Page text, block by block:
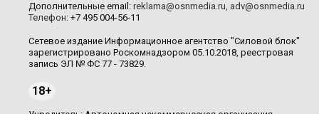
Дополнительные email: reklama@osnmedia.ru, adv@osnmedia.ru
Телефон: +7 495 004-56-11
Сетевое издание Информационное агентство "Силовой блок"
зарегистрировано Роскомнадзором 05.10.2018, реестровая
запись ЭЛ № ФС 77 - 73829.
18+